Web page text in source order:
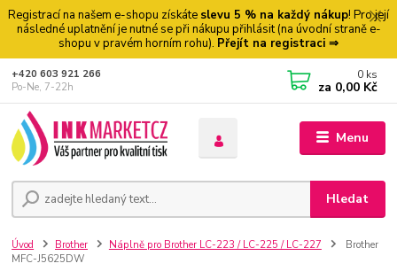
Registrací na našem e-shopu získáte slevu 5 % na každý nákup! Pro její
následné uplatnění je nutné se při nákupu přihlásit (na úvodní straně e-
shopu v pravém horním rohu). Přejít na registraci ⇒
Menu
Hledat
+420 603 921 266
Po-Ne, 7-22h
0 ks
za 0,00 Kč
Úvod Brother Náplně pro Brother LC-223 / LC-225 / LC-227
Brother
MFC-J5625DW